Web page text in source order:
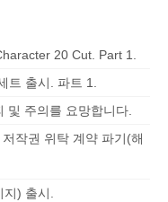
20 Cut. Part 1.
트 출시. 파트 1.
및 주의를 요망합니다.
작권 위탁 계약 파기(해
지) 출시.